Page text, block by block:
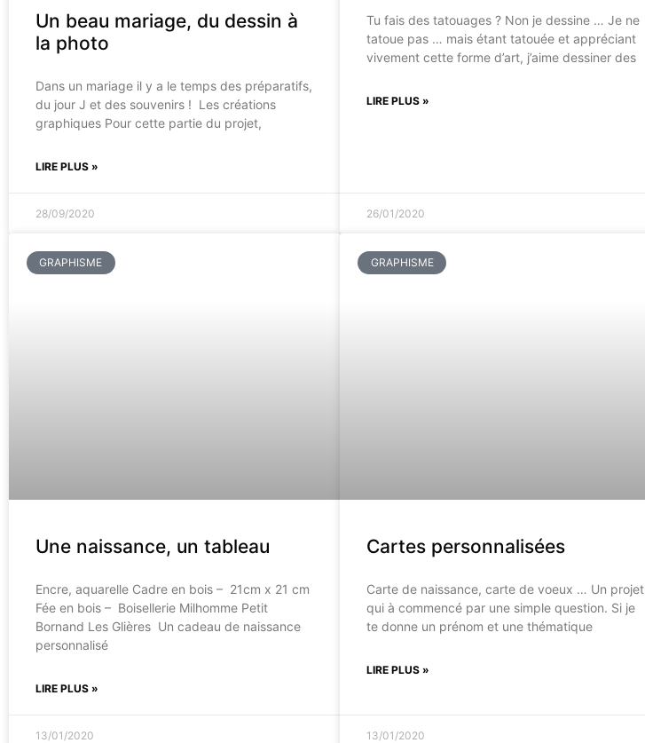
Un beau mariage, du dessin à
la photo
Dans un mariage il y a le temps des préparatifs,
du jour J et des souvenirs ! Les créations
graphiques Pour cette partie du projet,
LIRE PLUS »
28/09/2020
Tu fais des tatouages ? Non je dessine … Je ne
tatoue pas … mais étant tatouée et appréciant
vivement cette forme d’art, j’aime dessiner des
LIRE PLUS »
26/01/2020
GRAPHISME
Une naissance, un tableau
Encre, aquarelle Cadre en bois – 21cm x 21 cm
Fée en bois – Boisellerie Milhomme Petit
Bornand Les Glières Un cadeau de naissance
personnalisé
LIRE PLUS »
13/01/2020
GRAPHISME
Cartes personnalisées
Carte de naissance, carte de voeux … Un projet
qui à commencé par une simple question. Si je
te donne un prénom et une thématique
LIRE PLUS »
13/01/2020